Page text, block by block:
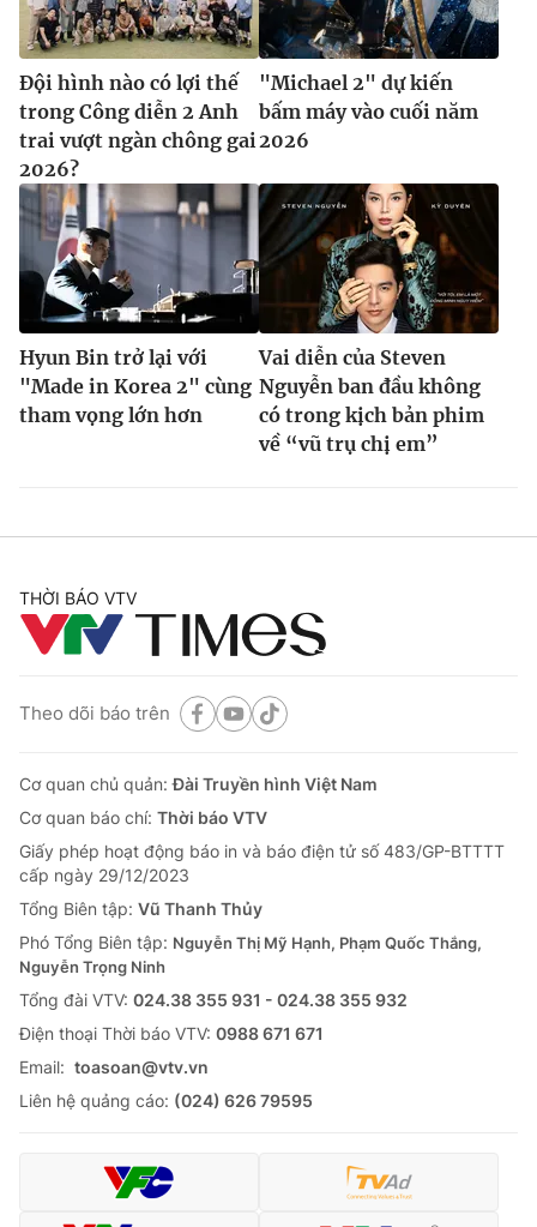
Đội hình nào có lợi thế
trong Công diễn 2 Anh
trai vượt ngàn chông gai
2026?
"Michael 2" dự kiến
bấm máy vào cuối năm
2026
Hyun Bin trở lại với
"Made in Korea 2" cùng
tham vọng lớn hơn
Vai diễn của Steven
Nguyễn ban đầu không
có trong kịch bản phim
về “vũ trụ chị em”
THỜI BÁO VTV
Theo dõi báo trên
Cơ quan chủ quản:Đài Truyền hình Việt Nam
Cơ quan báo chí: Thời báo VTV
Giấy phép hoạt động báo in và báo điện tử số 483/GP-BTTTT
cấp ngày 29/12/2023
Tổng Biên tập: Vũ Thanh Thủy
Phó Tổng Biên tập: Nguyễn Thị Mỹ Hạnh, Phạm Quốc Thắng,
Nguyễn Trọng Ninh
Tổng đài VTV: 024.38 355 931 - 024.38 355 932
Ðiện thoại Thời báo VTV: 0988 671 671
Email: toasoan@vtv.vn
Liên hệ quảng cáo: (024) 626 79595